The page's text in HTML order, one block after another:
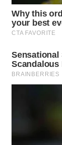
WN
KARO
WN
SIMALUNGUN
TAPANULI